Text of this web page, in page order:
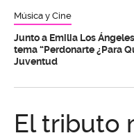
Música y Cine
Junto a Emilia Los
tema “Perdonarte ¿Para
Juventud
El tributo